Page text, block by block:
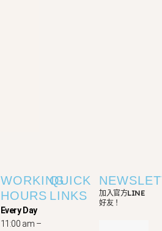
WORKING
HOURS
Every Day
11:00 am –
QUICK
LINKS
加入官方LINE
好友！